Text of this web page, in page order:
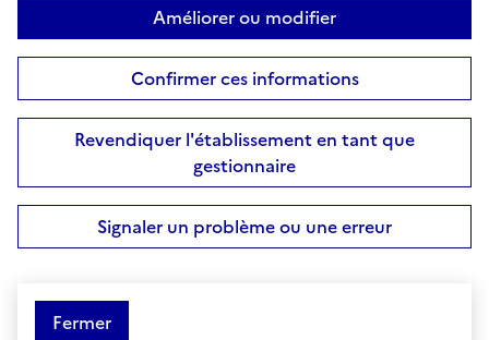
Améliorer ou modifier
Confirmer ces informations
Revendiquer l'établissement en tant que
gestionnaire
Signaler un problème ou une erreur
Fermer